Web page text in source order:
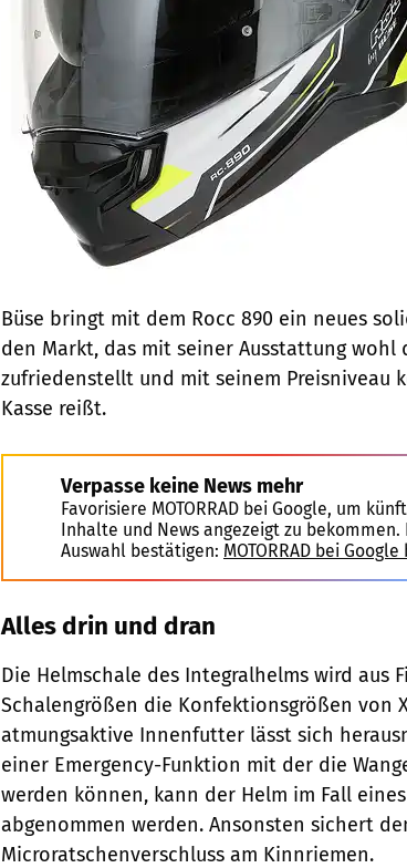
Büse bringt mit dem Rocc 890 ein neues
den Markt, das mit seiner Ausstattung wohl
zufriedenstellt und mit seinem Preisniveau
Kasse reißt.
Verpasse keine News mehr
Favorisiere MOTORRAD bei Google, um
Inhalte und News angezeigt zu bekommen.
Auswahl bestätigen: MOTORRAD bei
Alles drin und dran
Die Helmschale des Integralhelms wird aus
Schalengrößen die Konfektionsgrößen von
atmungsaktive Innenfutter lässt sich
einer Emergency-Funktion mit der die
werden können, kann der Helm im Fall
abgenommen werden. Ansonsten sichert
Microratschenverschluss am Kinnriemen.